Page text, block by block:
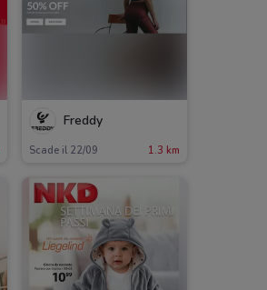
Freddy
Scade il 22/09 1.3 km